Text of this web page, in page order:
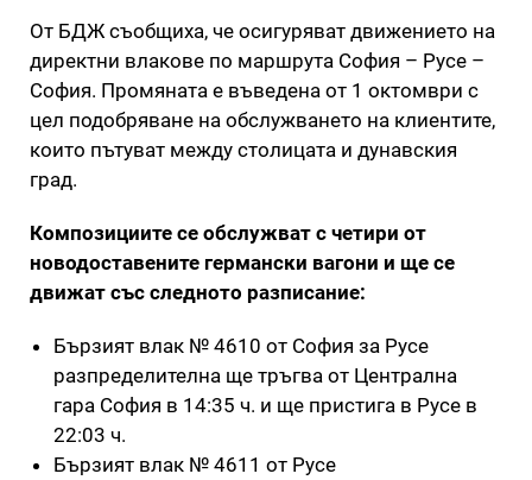
От БДЖ съобщиха, че осигуряват движението на
директни влакове по маршрута София – Русе –
София. Промяната е въведена от 1 октомври с
цел подобряване на обслужването на клиентите,
които пътуват между столицата и дунавския
град.
Композициите се обслужват с четири от
новодоставените германски вагони и ще се
движат със следното разписание:
Бързият влак № 4610 от София за Русе
разпределителна ще тръгва от Централна
гара София в 14:35 ч. и ще пристига в Русе в
22:03 ч.
Бързият влак № 4611 от Русе